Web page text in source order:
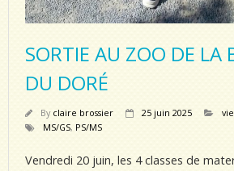
SORTIE AU ZOO DE LA
DU DORÉ
By claire brossier 25 juin 2025
MS/GS, PS/MS
Vendredi 20 juin, les 4 classes de